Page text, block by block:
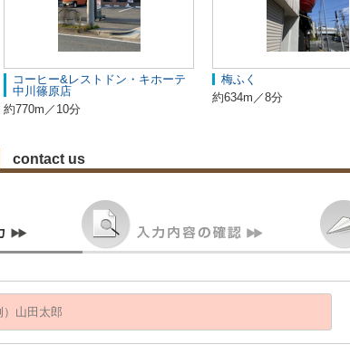
コーヒー&レストドン・キホーテ
中川篠原店
約770m／10分
梅ふく
約634m／8分
contact us